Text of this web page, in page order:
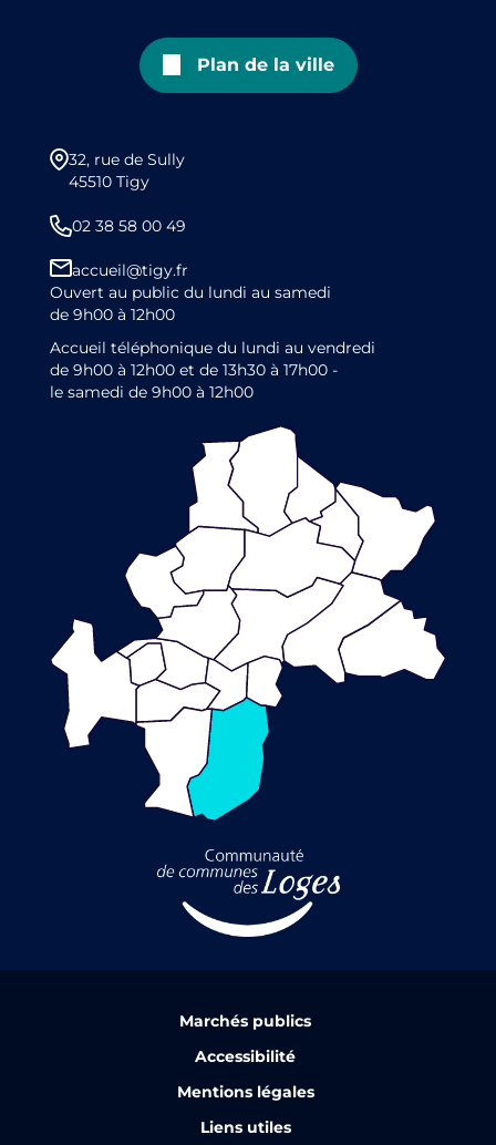
Plan de la ville
32, rue de Sully
45510 Tigy
02 38 58 00 49
accueil@tigy.fr
Ouvert au public du lundi au samedi
de 9h00 à 12h00
Accueil téléphonique du lundi au vendredi
de 9h00 à 12h00 et de 13h30 à 17h00 -
le samedi de 9h00 à 12h00
Marchés publics
Accessibilité
Mentions légales
Liens utiles